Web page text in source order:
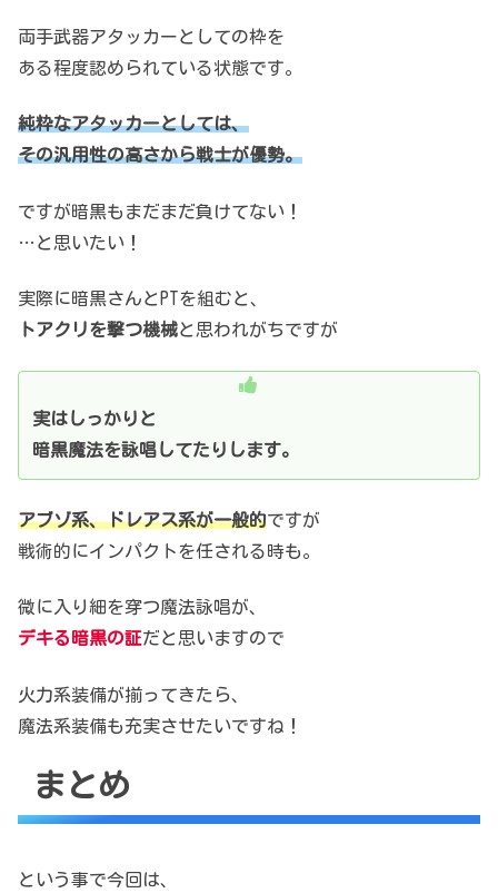
両手武器アタッカーとしての枠を
ある程度認められている状態です。
純粋なアタッカーとしては、
その汎用性の高さから戦士が優勢。
ですが暗黒もまだまだ負けてない！
…と思いたい！
実際に暗黒さんとPTを組むと、
トアクリを撃つ機械と思われがちですが
実はしっかりと
暗黒魔法を詠唱してたりします。
アブゾ系、ドレアス系が一般的ですが
戦術的にインパクトを任される時も。
微に入り細を穿つ魔法詠唱が、
デキる暗黒の証だと思いますので
火力系装備が揃ってきたら、
魔法系装備も充実させたいですね！
まとめ
という事で今回は、